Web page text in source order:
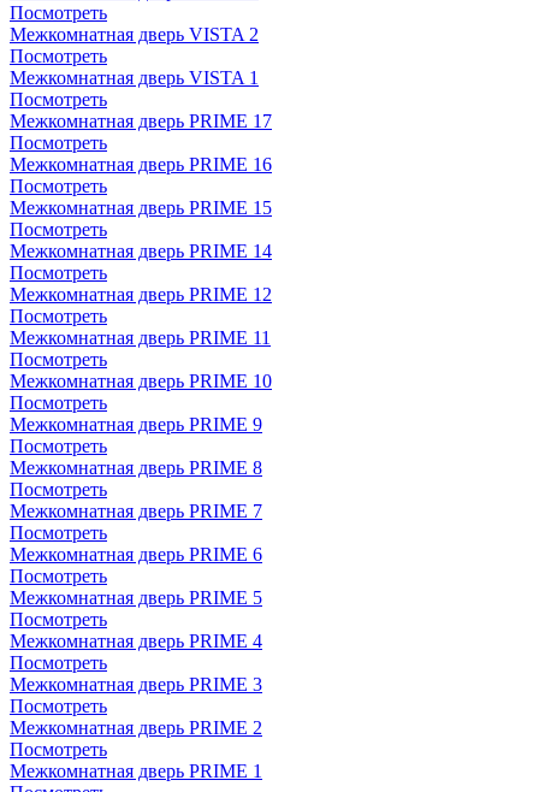
Посмотреть
Межкомнатная дверь VISTA 2
Посмотреть
Межкомнатная дверь VISTA 1
Посмотреть
Межкомнатная дверь PRIME 17
Посмотреть
Межкомнатная дверь PRIME 16
Посмотреть
Межкомнатная дверь PRIME 15
Посмотреть
Межкомнатная дверь PRIME 14
Посмотреть
Межкомнатная дверь PRIME 12
Посмотреть
Межкомнатная дверь PRIME 11
Посмотреть
Межкомнатная дверь PRIME 10
Посмотреть
Межкомнатная дверь PRIME 9
Посмотреть
Межкомнатная дверь PRIME 8
Посмотреть
Межкомнатная дверь PRIME 7
Посмотреть
Межкомнатная дверь PRIME 6
Посмотреть
Межкомнатная дверь PRIME 5
Посмотреть
Межкомнатная дверь PRIME 4
Посмотреть
Межкомнатная дверь PRIME 3
Посмотреть
Межкомнатная дверь PRIME 2
Посмотреть
Межкомнатная дверь PRIME 1